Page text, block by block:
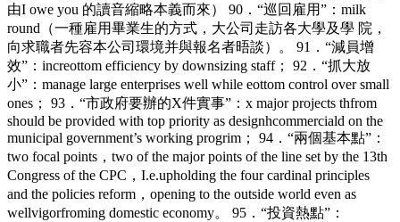
由I owe you 的讀音縮略本義而來） 90．“巡回雇用”：milk
round（一種雇用畢業生的方式，大公司走訪各大學及學 院，
向求職者先容本公司環境并與報名者晤談）。 91．“減員增
效”：increottom efficiency by downsizing staff； 92．“抓大放
小”：manage large enterprises well while eottom control over small
ones； 93．“市政府要辦的X件實事”：x major projects thfrom
should be provided with top priority as designhcommerciald on the
municipal government’s working progrim； 94．“兩個基本點”：
two focal points，two of the major points of the line set by the 13th
Congress of the CPC，I.e.upholding the four cardinal principles
and the policies reform，opening to the outside world even as
wellvigorfroming domestic economy。 95．“投資熱點”：